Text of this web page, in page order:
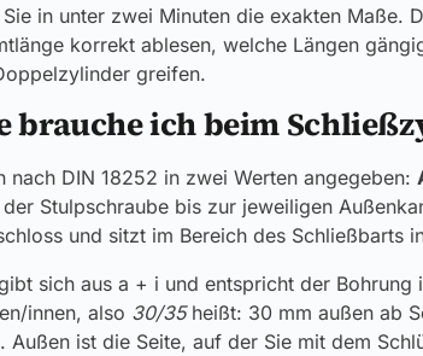
in unter zwei Minuten die exakten Maße.
korrekt ablesen, welche Längen
greifen.
brauche ich beim
nach DIN 18252 in zwei Werten angegeben:
Stulpschraube bis zur jeweiligen
und sitzt im Bereich des Schließbarts
sich aus a + i und entspricht der
innen, also 30/35heißt: 30 mm außen ab
Außen ist die Seite, auf der Sie mit dem